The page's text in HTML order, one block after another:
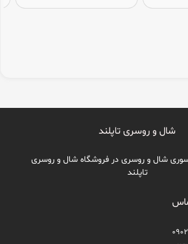
شال و روسری تاپلند
شال و روسری در فروشگاه شال و روسری
تاپلند